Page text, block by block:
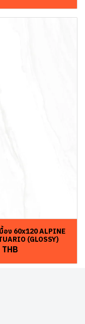
อง 60x120 ALPINE
(GLOSSY)